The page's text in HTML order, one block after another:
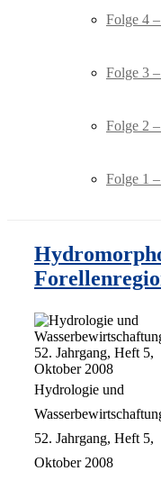
Folge 4
Folge 3
Folge 2
Folge 1
Hydrologie und
52. Jahrgang, Heft 5,
Oktober 2008